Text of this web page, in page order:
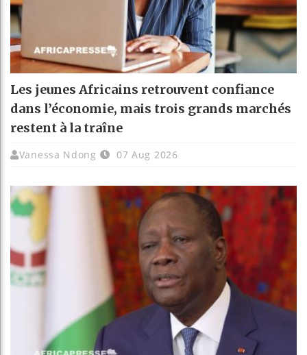
Les jeunes Africains retrouvent confiance
dans l’économie, mais trois grands marchés
restent à la traîne
Vanessa Ndong 07 Aug 2026